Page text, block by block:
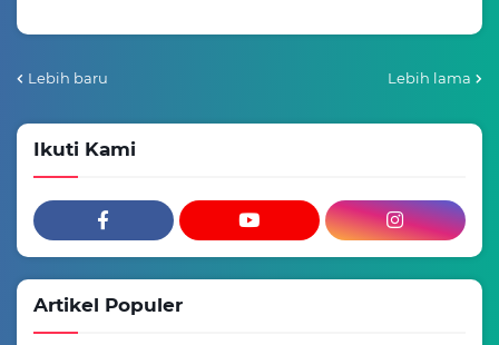
Lebih baru Lebih lama
Ikuti Kami
Artikel Populer